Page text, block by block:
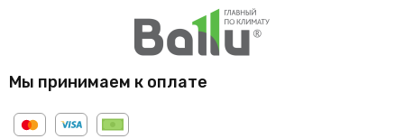
Мы принимаем к оплате